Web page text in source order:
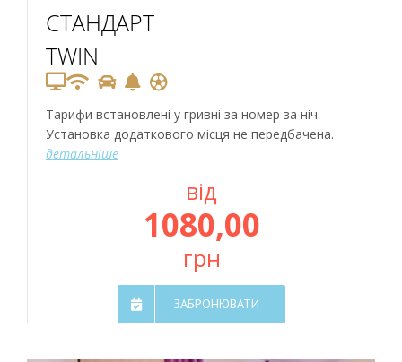
СТАНДАРТ
TWIN
Тарифи встановлені у гривні за номер за ніч.
Установка додаткового місця не передбачена.
детальніше
від
1080,00
грн
ЗАБРОНЮВАТИ